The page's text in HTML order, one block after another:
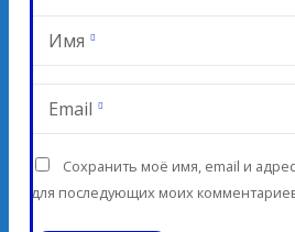
Имя
Email
Сохранить моё имя, email и
для последующих моих